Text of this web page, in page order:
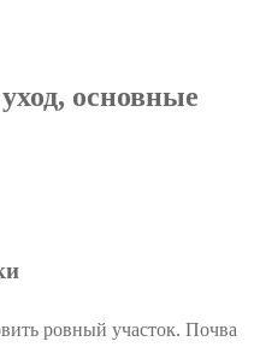
основные
ровный участок. Почва